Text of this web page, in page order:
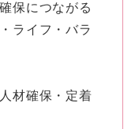
保につながる
ライフ・バラ
材確保・定着